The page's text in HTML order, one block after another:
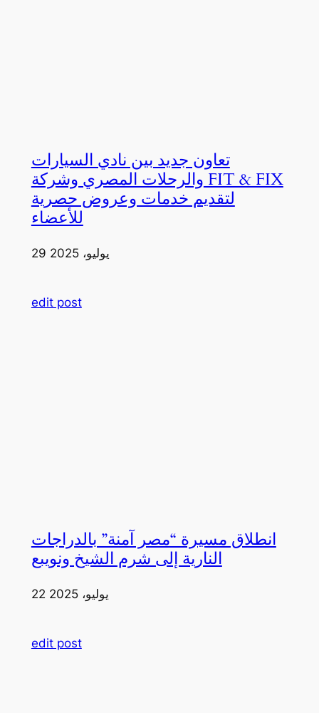
تعاون جديد بين نادي السيارات
والرحلات المصري وشركة FIT & FIX
لتقديم خدمات وعروض حصرية
للأعضاء
29 يوليو، 2025
edit post
انطلاق مسيرة “مصر آمنة” بالدراجات
النارية إلى شرم الشيخ ونويبع
22 يوليو، 2025
edit post